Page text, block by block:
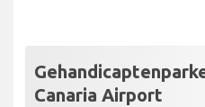
Canaria Airport